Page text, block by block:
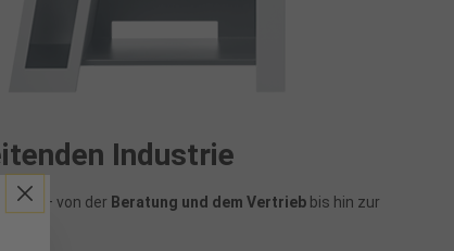
Industrie
– von der Beratung und dem Vertrieb bis hin zur